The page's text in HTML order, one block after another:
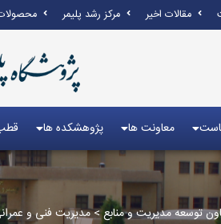
مقالات اخیر مرکز رشد پلیمر
معاونت ها پژوهشکده ها
توسعه مدیریت و منابع>مدیریت فنی و